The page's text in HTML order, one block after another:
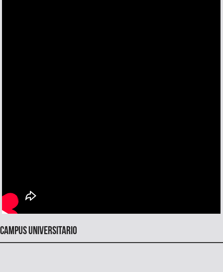
Campus universitario